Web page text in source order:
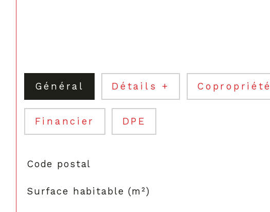
Général Détails + Copropriété
Financier DPE
TRAD_SIROCCO_Caracteristique
Code postal
Surface habitable (m²)